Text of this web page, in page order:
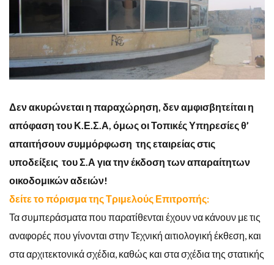
Δεν ακυρώνεται η παραχώρηση, δεν αμφισβητείται η
απόφαση του Κ.Ε.Σ.Α, όμως οι Τοπικές Υπηρεσίες θ’
απαιτήσουν συμμόρφωση της εταιρείας στις
υποδείξεις του Σ.Α για την έκδοση των απαραίτητων
οικοδομικών αδειών!
δείτε το πόρισμα της Τριμελούς Επιτροπής:
Τα συμπεράσματα που παρατίθενται έχουν να κάνουν με τις
αναφορές που γίνονται στην Τεχνική αιτιολογική έκθεση, και
στα αρχιτεκτονικά σχέδια, καθώς και στα σχέδια της στατικής